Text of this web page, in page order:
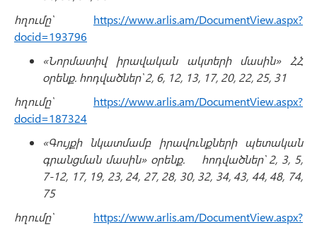
հղումը՝ https://www.arlis.am/DocumentView.aspx?
docid=193796
«Նորմատիվ իրավական ակտերի մասին» ՀՀ
օրենք. հոդվածներ՝ 2, 6, 12, 13, 17, 20, 22, 25, 31
հղումը՝ https://www.arlis.am/DocumentView.aspx?
docid=187324
«Գույքի նկատմամբ իրավունքների պետական
գրանցման մասին» օրենք.
հոդվածներ՝ 2, 3, 5,
7-12, 17, 19, 23, 24, 27, 28, 30, 32, 34, 43, 44, 48, 74,
75
հղումը՝ https://www.arlis.am/DocumentView.aspx?